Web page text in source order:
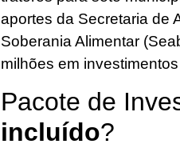
aportes da Secretaria de
Soberania Alimentar
milhões em
Pacote de
incluído?